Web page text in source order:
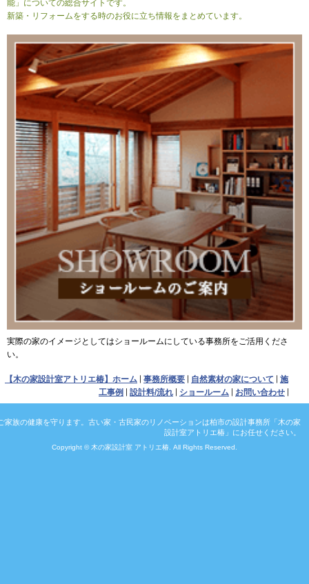
能」についての総合サイトです。
新築・リフォームをする時のお役に立ち情報をまとめています。
実際の家のイメージとしてはショールームにしている事務所をご活用くださ
い。
【木の家設計室アトリエ椿】ホーム 事務所概要 自然素材の家について
施
工事例
設計料/流れ ショールーム お問い合わせ
家族の健康を守ります。古い家・古民家のリノベーションは柏市の設計事務所「木の家
設計室アトリエ椿」にお任せください。
Copyright © 木の家設計室 アトリエ椿. All Rights Reserved.